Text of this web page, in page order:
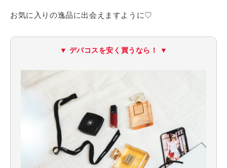
お気に入りの逸品に出会えますように♡
▼ デパコスを安く買うなら！ ▼